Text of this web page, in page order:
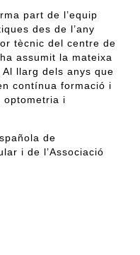
part de l’equip
des de l’any
tècnic del centre de
assumit la mateixa
llarg dels anys que
contínua formació i
optometria i
de
i de l’Associació